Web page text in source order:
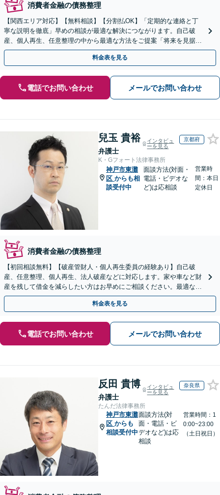
消費者金融の債務整理
【関西エリア対応】【無料相談】【分割払OK】「定期的な連絡と丁
寧な説明を徹底」早めの相談が最適な解決につながります。自己破
産、個人再生、任意整理の中から最適な方法をご提案「将来を見据え
た生活再建のサポートが充実」【完全個室相談】
料金表を見る
電話でお問い合わせ メールでお問い合わせ
兒玉 貴裕
弁護士
インタビュ
ーを見る
京都府
K・Gフォート法律事務所
神戸市東灘
区 からも相
談受付中
面談方法(対面・
電話・ビデオな
ど)は応相談
営業時
間：本日
定休日
消費者金融の債務整理
【初回相談無料】【破産管財人・個人再生委員の経験あり】自己破
産、任意整理、個人再生、法人破産などに対応します。家や車など財
産を残して借金を減らしたい方はお早めにご相談ください。最適な解
決手段をご提案します【関西エリア対応】
料金表を見る
電話でお問い合わせ メールでお問い合わせ
反田 貴博
弁護士
インタビュ
ーを見る
奈良県
たんだ法律事務所
神戸市東灘
区 からも
相談受付中
面談方法(対
面・電話・ビ
デオなど)は応
相談
営業時間：1
0:00~23:00
（土日祝日）